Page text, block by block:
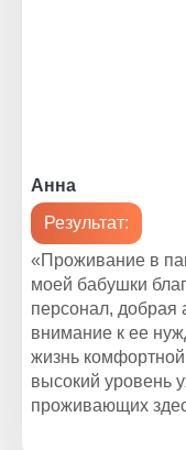
Анна
Результат:
«Проживание в
моей бабушки
персонал, добрая
внимание к ее
жизнь
высокий уровень
проживающих